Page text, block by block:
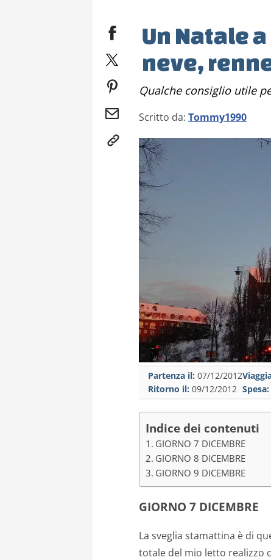
Un Natale
neve,
Qualche consiglio utile
Scritto da: Tommy1990
Partenza il: 07/12/2012
Ritorno il: 09/12/2012 Spesa:
Indice dei contenuti
GIORNO 7 DICEMBRE
GIORNO 8 DICEMBRE
GIORNO 9 DICEMBRE
GIORNO 7 DICEMBRE
La sveglia stamattina è di
totale del mio letto realizzo